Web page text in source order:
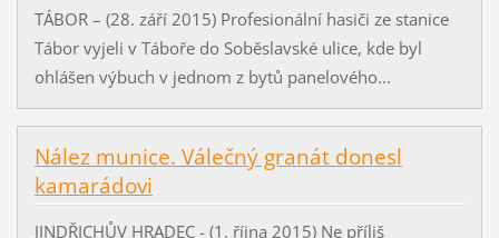
TÁBOR – (28. září 2015) Profesionální hasiči ze stanice
Tábor vyjeli v Táboře do Soběslavské ulice, kde byl
ohlášen výbuch v jednom z bytů panelového...
Nález munice. Válečný granát donesl
kamarádovi
JINDŘICHŮV HRADEC - (1. října 2015) Ne příliš